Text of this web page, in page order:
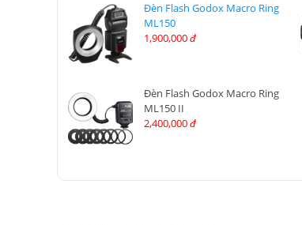
Đèn Flash Godox Macro Ring
ML150
1,900,000 đ
Đèn Flash Godox Macro Ring
ML150 II
2,400,000 đ